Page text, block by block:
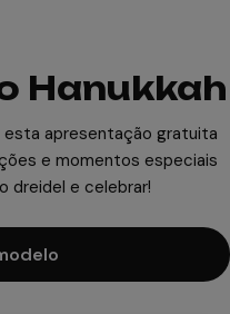
Hanukkah
esta apresentação gratuita
e momentos especiais
dreidel e celebrar!